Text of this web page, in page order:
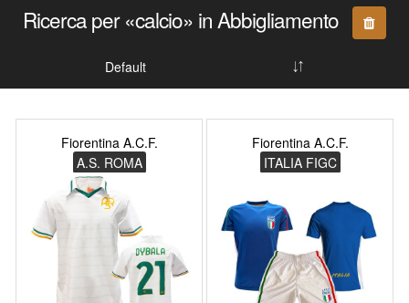
Ricerca per «calcio» in Abbigliamento
Fiorentina A.C.F.
A.S. ROMA
Fiorentina A.C.F.
ITALIA FIGC